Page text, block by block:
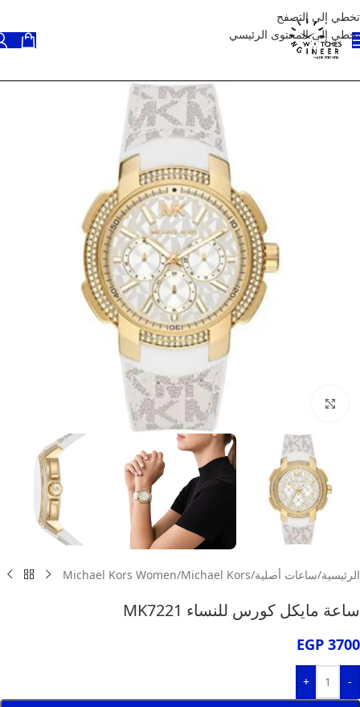
تخطي إلى التصفح
تخطي إلى المحتوى الرئيسي
الرئيسية/ساعات أصلية/
Michael Kors
/
Michael Kors Women
ساعة مايكل كورس للنساء MK7221
EGP 3700
-
+